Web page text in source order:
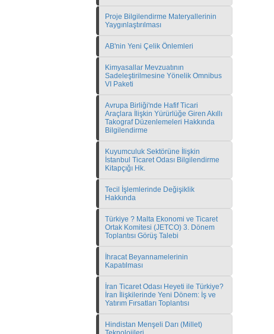
Proje Bilgilendirme Materyallerinin
Yaygınlaştırılması
AB'nin Yeni Çelik Önlemleri
Kimyasallar Mevzuatının
Sadeleştirilmesine Yönelik Omnibus
VI Paketi
Avrupa Birliği'nde Hafif Ticari
Araçlara İlişkin Yürürlüğe Giren Akıllı
Takograf Düzenlemeleri Hakkında
Bilgilendirme
Kuyumculuk Sektörüne İlişkin
İstanbul Ticaret Odası Bilgilendirme
Kitapçığı Hk.
Tecil İşlemlerinde Değişiklik
Hakkında
Türkiye ? Malta Ekonomi ve Ticaret
Ortak Komitesi (JETCO) 3. Dönem
Toplantısı Görüş Talebi
İhracat Beyannamelerinin
Kapatılması
İran Ticaret Odası Heyeti ile Türkiye?
İran İlişkilerinde Yeni Dönem: İş ve
Yatırım Fırsatları Toplantısı
Hindistan Menşeli Darı (Millet)